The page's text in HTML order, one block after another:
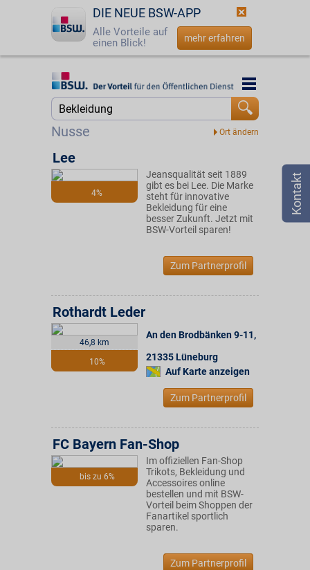
DIE NEUE BSW-APP
Alle Vorteile auf
einen Blick!
mehr erfahren
Startseite
Jetzt BSW-Mitglied werden
☎ 0800 - 279 25 82
Nusse
Startseite
4%
Lee
Jeansqualität seit 1889
gibt es bei Lee. Die Marke
steht für innovative
Bekleidung für eine
besser Zukunft. Jetzt mit
BSW-Vorteil sparen!
Zum Partnerprofil
46,8 km
10%
Rothardt Leder
An den Brodbänken 9-11,
21335 Lüneburg
Auf Karte anzeigen
Zum Partnerprofil
bis zu 6%
FC Bayern Fan-Shop
Im offiziellen Fan-Shop
Trikots, Bekleidung und
Accessoires online
bestellen und mit BSW-
Vorteil beim Shoppen der
Fanartikel sportlich
sparen.
Zum Partnerprofil